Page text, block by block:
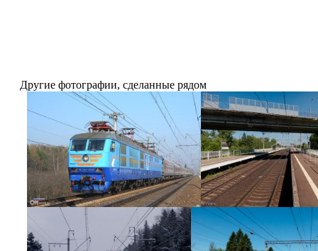
Другие фотографии, сделанные рядом